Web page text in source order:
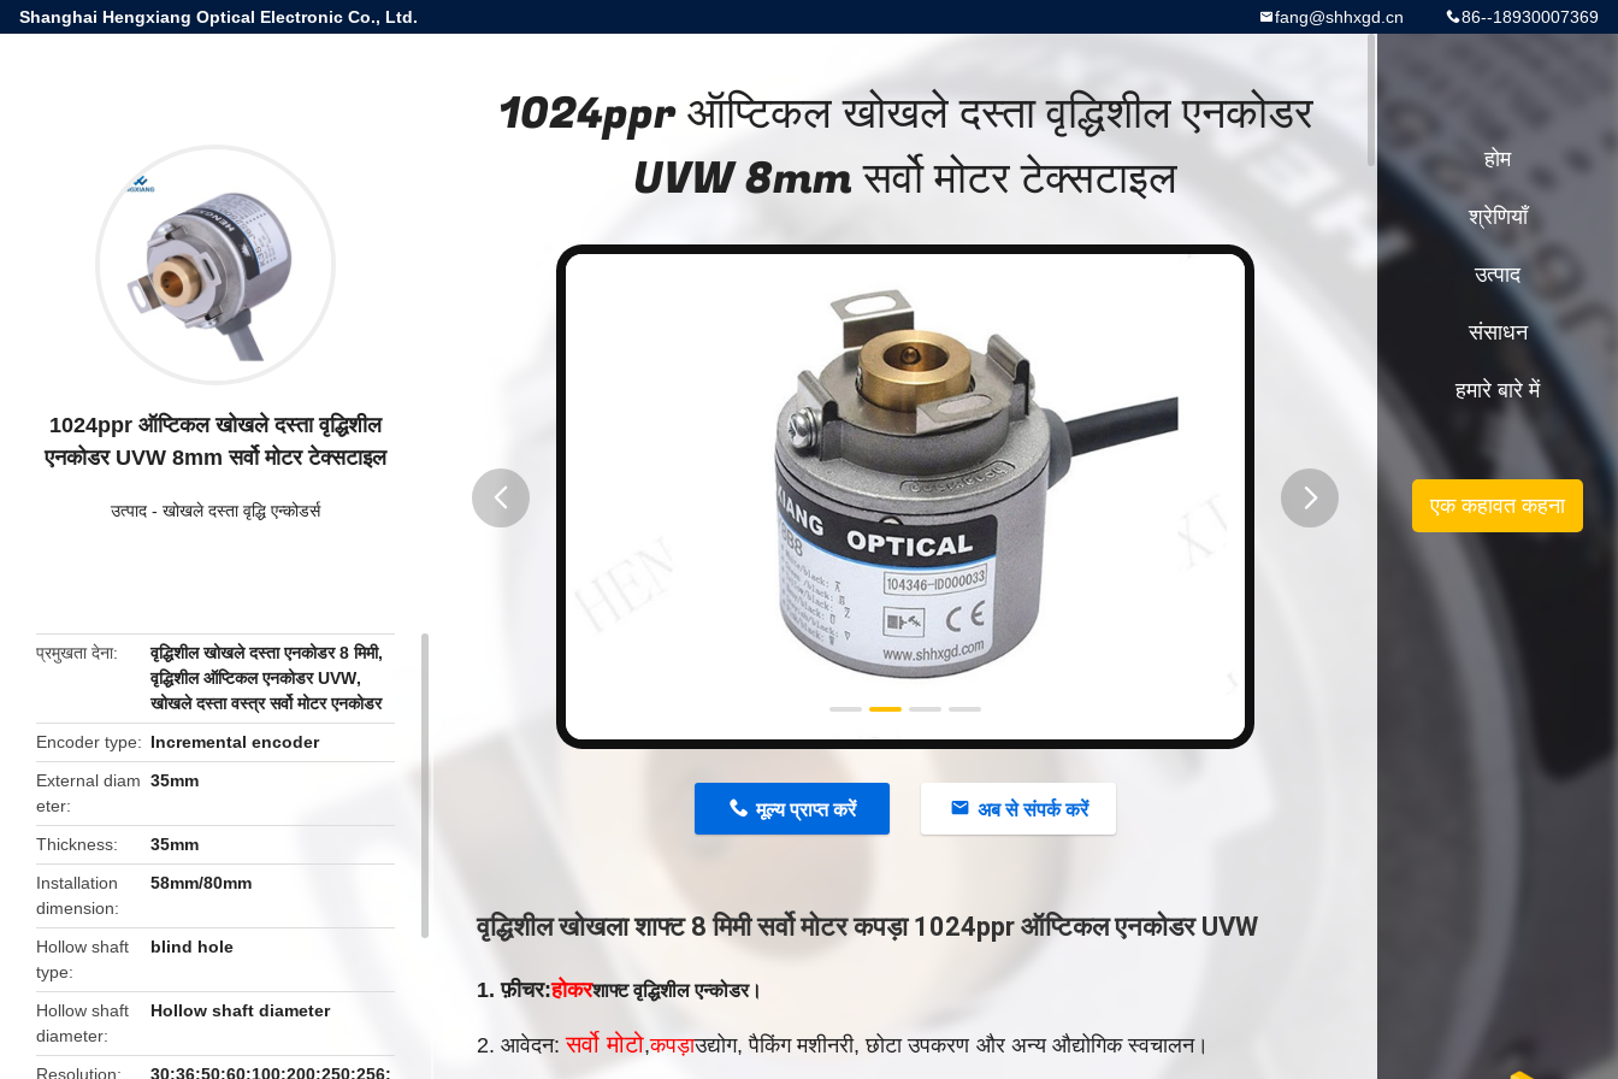
Shanghai Hengxiang Optical Electronic Co., Ltd. 86--18930007369
fang@shhxgd.cn
1024ppr ऑप्टिकल खोखले दस्ता वृद्धिशील
एनकोडर UVW 8mm सर्वो मोटर टेक्सटाइल
उत्पाद - खोखले दस्ता वृद्धि एन्कोडर्स
प्रमुखता देना वृद्धिशील खोखले दस्ता एनकोडर 8 मिमी,
वृद्धिशील ऑप्टिकल एनकोडर UVW,
खोखले दस्ता वस्त्र सर्वो मोटर एनकोडर
Encoder type
Incremental encoder
External diam
eter
35mm
Thickness
35mm
Installation
dimension
58mm/80mm
Hollow shaft
type
blind hole
Hollow shaft
diameter
Hollow shaft diameter
Resolution 30;36;50;60;100;200;250;256;
1024ppr ऑप्टिकल खोखले दस्ता वृद्धिशील एनकोडर
UVW 8mm सर्वो मोटर टेक्सटाइल
मूल्य प्राप्त करें अब से संपर्क करें
वृद्धिशील खोखला शाफ्ट 8 मिमी सर्वो मोटर कपड़ा 1024ppr ऑप्टिकल एनकोडर UVW
1. फ़ीचर:होकरशाफ्ट वृद्धिशील एन्कोडर।
2. आवेदन: सर्वो मोटो,कपड़ाउद्योग, पैकिंग मशीनरी, छोटा उपकरण और अन्य औद्योगिक स्वचालन।
होम
श्रेणियाँ
उत्पाद
संसाधन
हमारे बारे में
एक कहावत कहना